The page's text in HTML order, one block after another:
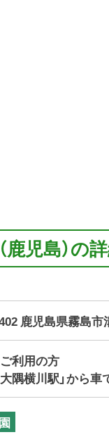
児島）の
鹿児島県霧島
利用の方
隅横川駅」から車